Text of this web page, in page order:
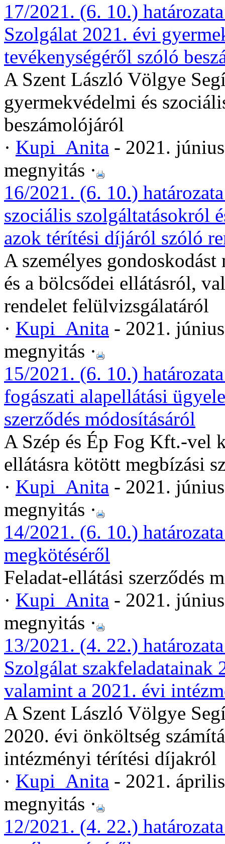
17/2021. (6. 10.)
Szolgálat 2021. évi
tevékenységéről szóló
A Szent László Völgye
gyermekvédelmi és
beszámolójáról
· Kupi_Anita - 2021.
megnyitás ·
16/2021. (6. 10.)
szociális szolgáltatásokról
azok térítési díjáról szóló
A személyes
és a bölcsődei ellátásról,
rendelet felülvizsgálatáról
· Kupi_Anita - 2021.
megnyitás ·
15/2021. (6. 10.)
fogászati alapellátási
szerződés módosításáról
A Szép és Ép Fog Kft.-vel
ellátásra kötött megbízási
· Kupi_Anita - 2021.
megnyitás ·
14/2021. (6. 10.)
megkötéséről
Feladat-ellátási szerződés
· Kupi_Anita - 2021.
megnyitás ·
13/2021. (4. 22.)
Szolgálat szakfeladatainak
valamint a 2021. évi
A Szent László Völgye
2020. évi önköltség
intézményi térítési díjakról
· Kupi_Anita - 2021.
megnyitás ·
12/2021. (4. 22.)